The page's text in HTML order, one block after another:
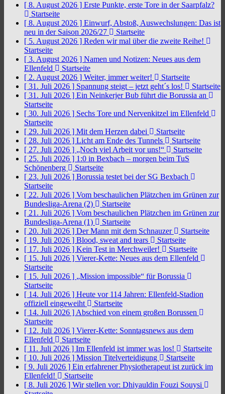
[ 8. August 2026 ] Erste Punkte, erste Tore in der Saarpfalz?
Startseite
[ 8. August 2026 ] Einwurf, Abstoß, Auswechslungen: Das ist
neu in der Saison 2026/27
Startseite
[ 5. August 2026 ] Reden wir mal über die zweite Reihe!
Startseite
[ 3. August 2026 ] Namen und Notizen: Neues aus dem
Ellenfeld
Startseite
[ 2. August 2026 ] Weiter, immer weiter!
Startseite
[ 31. Juli 2026 ] Spannung steigt – jetzt geht´s los!
Startseite
[ 31. Juli 2026 ] Ein Neinkerjer Bub führt die Borussia an
Startseite
[ 30. Juli 2026 ] Sechs Tore und Nervenkitzel im Ellenfeld
Startseite
[ 29. Juli 2026 ] Mit dem Herzen dabei
Startseite
[ 28. Juli 2026 ] Licht am Ende des Tunnels
Startseite
[ 27. Juli 2026 ] „Noch viel Arbeit vor uns!“
Startseite
[ 25. Juli 2026 ] 1:0 in Bexbach – morgen beim TuS
Schönenberg
Startseite
[ 23. Juli 2026 ] Borussia testet bei der SG Bexbach
Startseite
[ 22. Juli 2026 ] Vom beschaulichen Plätzchen im Grünen zur
Bundesliga-Arena (2)
Startseite
[ 21. Juli 2026 ] Vom beschaulichen Plätzchen im Grünen zur
Bundesliga-Arena (1)
Startseite
[ 20. Juli 2026 ] Der Mann mit dem Schnauzer
Startseite
[ 19. Juli 2026 ] Blood, sweat and tears
Startseite
[ 17. Juli 2026 ] Kein Test in Merchweiler!
Startseite
[ 15. Juli 2026 ] Vierer-Kette: Neues aus dem Ellenfeld
Startseite
[ 15. Juli 2026 ] „Mission impossible“ für Borussia
Startseite
[ 14. Juli 2026 ] Heute vor 114 Jahren: Ellenfeld-Stadion
offiziell eingeweiht
Startseite
[ 14. Juli 2026 ] Abschied von einem großen Borussen
Startseite
[ 12. Juli 2026 ] Vierer-Kette: Sonntagsnews aus dem
Ellenfeld
Startseite
[ 11. Juli 2026 ] Im Ellenfeld ist immer was los!
Startseite
[ 10. Juli 2026 ] Mission Titelverteidigung
Startseite
[ 9. Juli 2026 ] Ein erfahrener Physiotherapeut ist zurück im
Ellenfeld!
Startseite
[ 8. Juli 2026 ] Wir stellen vor: Dhiyauldin Fouzi Souysi